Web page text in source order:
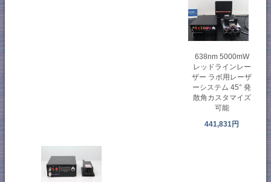
638nm 5000mW
レッドラインレー
ザー ラボ用レーザ
ーシステム 45° 発
散角カスタマイズ
可能
441,831円